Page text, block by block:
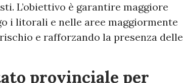
L’obiettivo è garantire maggiore
i litorali e nelle aree maggiormente
e rafforzando la presenza delle
provinciale per